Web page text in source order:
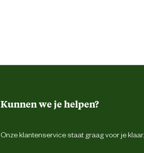
Kunnen we je helpen?
Onze klantenservice staat graag voor je klaar.